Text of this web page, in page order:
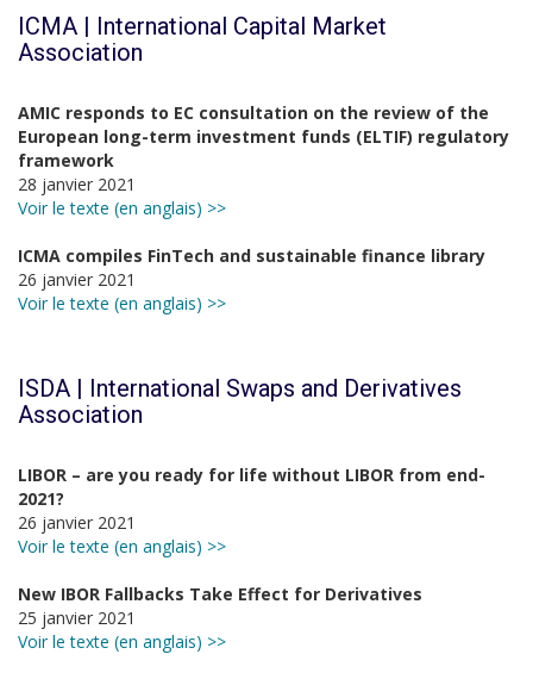
ICMA | International Capital Market
Association
AMIC responds to EC consultation on the review of the
European long-term investment funds (ELTIF) regulatory
framework
28 janvier 2021
Voir le texte (en anglais) >>
ICMA compiles FinTech and sustainable finance library
26 janvier 2021
Voir le texte (en anglais) >>
ISDA | International Swaps and Derivatives
Association
LIBOR – are you ready for life without LIBOR from end-
2021?
26 janvier 2021
Voir le texte (en anglais) >>
New IBOR Fallbacks Take Effect for Derivatives
25 janvier 2021
Voir le texte (en anglais) >>